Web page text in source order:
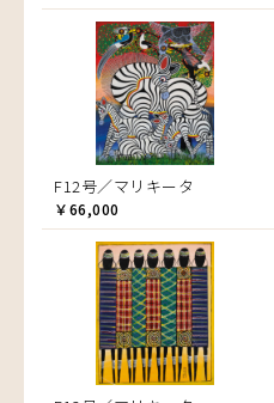
F12号／マリキータ
￥66,000